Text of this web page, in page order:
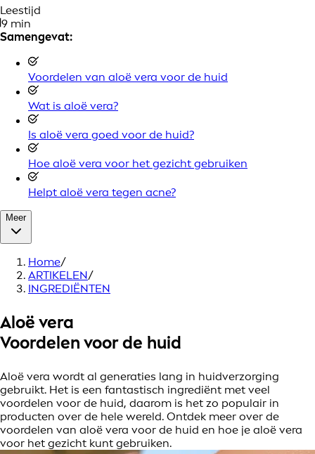
Leestijd
9 min
Samengevat:
Voordelen van aloë vera voor de huid
Wat is aloë vera?
Is aloë vera goed voor de huid?
Hoe aloë vera voor het gezicht gebruiken
Helpt aloë vera tegen acne?
Meer
Home/
ARTIKELEN/
INGREDIËNTEN
Aloë vera
Voordelen voor de huid
Aloë vera wordt al generaties lang in huidverzorging
gebruikt. Het is een fantastisch ingrediënt met veel
voordelen voor de huid, daarom is het zo populair in
producten over de hele wereld. Ontdek meer over de
voordelen van aloë vera voor de huid en hoe je aloë vera
voor het gezicht kunt gebruiken.